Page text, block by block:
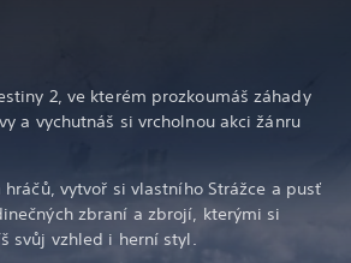
2, ve kterém prozkoumáš záhady
a vychutnáš si vrcholnou akci žánru
vytvoř si vlastního Strážce a pusť
zbraní a zbrojí, kterými si
svůj vzhled i herní styl.